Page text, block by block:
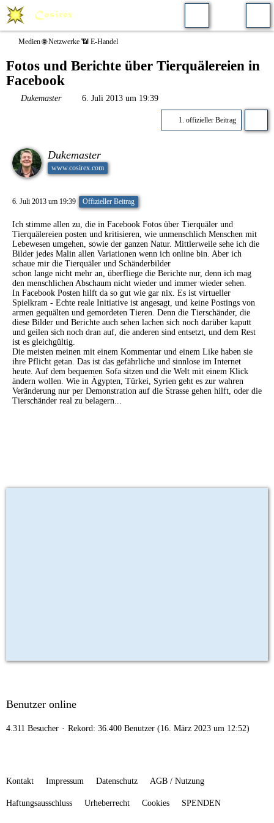
Medien 🌐 Netzwerke 📶 E-Handel
Fotos und Berichte über Tierquälereien in
Facebook
Dukemaster 6. Juli 2013 um 19:39
1. offizieller Beitrag
Dukemaster
www.cosirex.com
6. Juli 2013 um 19:39 Offizieller Beitrag
Ich stimme allen zu, die in Facebook Fotos über Tierquäler und
Tierquälereien posten und kritisieren, wie unmenschlich Menschen mit
Lebewesen umgehen, sowie der ganzen Natur. Mittlerweile sehe ich die
Bilder jedes Malin allen Variationen wenn ich online bin. Aber ich
schaue mir die Tierquäler und Schänderbilder
schon lange nicht mehr an, überfliege die Berichte nur, denn ich mag
den menschlichen Abschaum nicht wieder und immer wieder sehen.
In Facebook Posten hilft da so gut wie gar nix. Es ist virtueller
Spielkram - Echte reale Initiative ist angesagt, und keine Postings von
armen gequälten und gemordeten Tieren. Denn die Tierschänder, die
diese Bilder und Berichte auch sehen lachen sich noch darüber kaputt
und geilen sich noch dran auf, die anderen sind entsetzt, und dem Rest
ist es gleichgültig.
Die meisten meinen mit einem Kommentar und einem Like haben sie
ihre Pflicht getan. Das ist das gefährliche und sinnlose im Internet
heute. Auf dem bequemen Sofa sitzen und die Welt mit einem Klick
ändern wollen. Wie in Ägypten, Türkei, Syrien geht es zur wahren
Veränderung nur per Demonstration auf die Strasse gehen hilft, oder die
Tierschänder real zu belagern...
Benutzer online
4.311 Besucher Rekord: 36.400 Benutzer (16. März 2023 um 12:52)
Kontakt Impressum Datenschutz AGB / Nutzung
Haftungsausschluss Urheberrecht Cookies SPENDEN